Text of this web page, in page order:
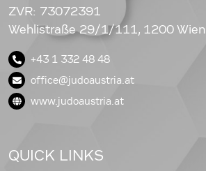
ZVR: 73072391
Wehlistraße 29/1/111, 1200 Wien
+43 1 332 48 48
office@judoaustria.at
www.judoaustria.at
QUICK LINKS